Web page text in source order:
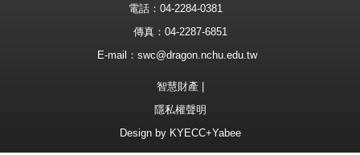
電話：04-2284-0381
傳真：04-2287-6851
E-mail： swc@dragon.nchu.edu.tw
智慧財產
隱私權聲明
Design by KYECC+Yabee